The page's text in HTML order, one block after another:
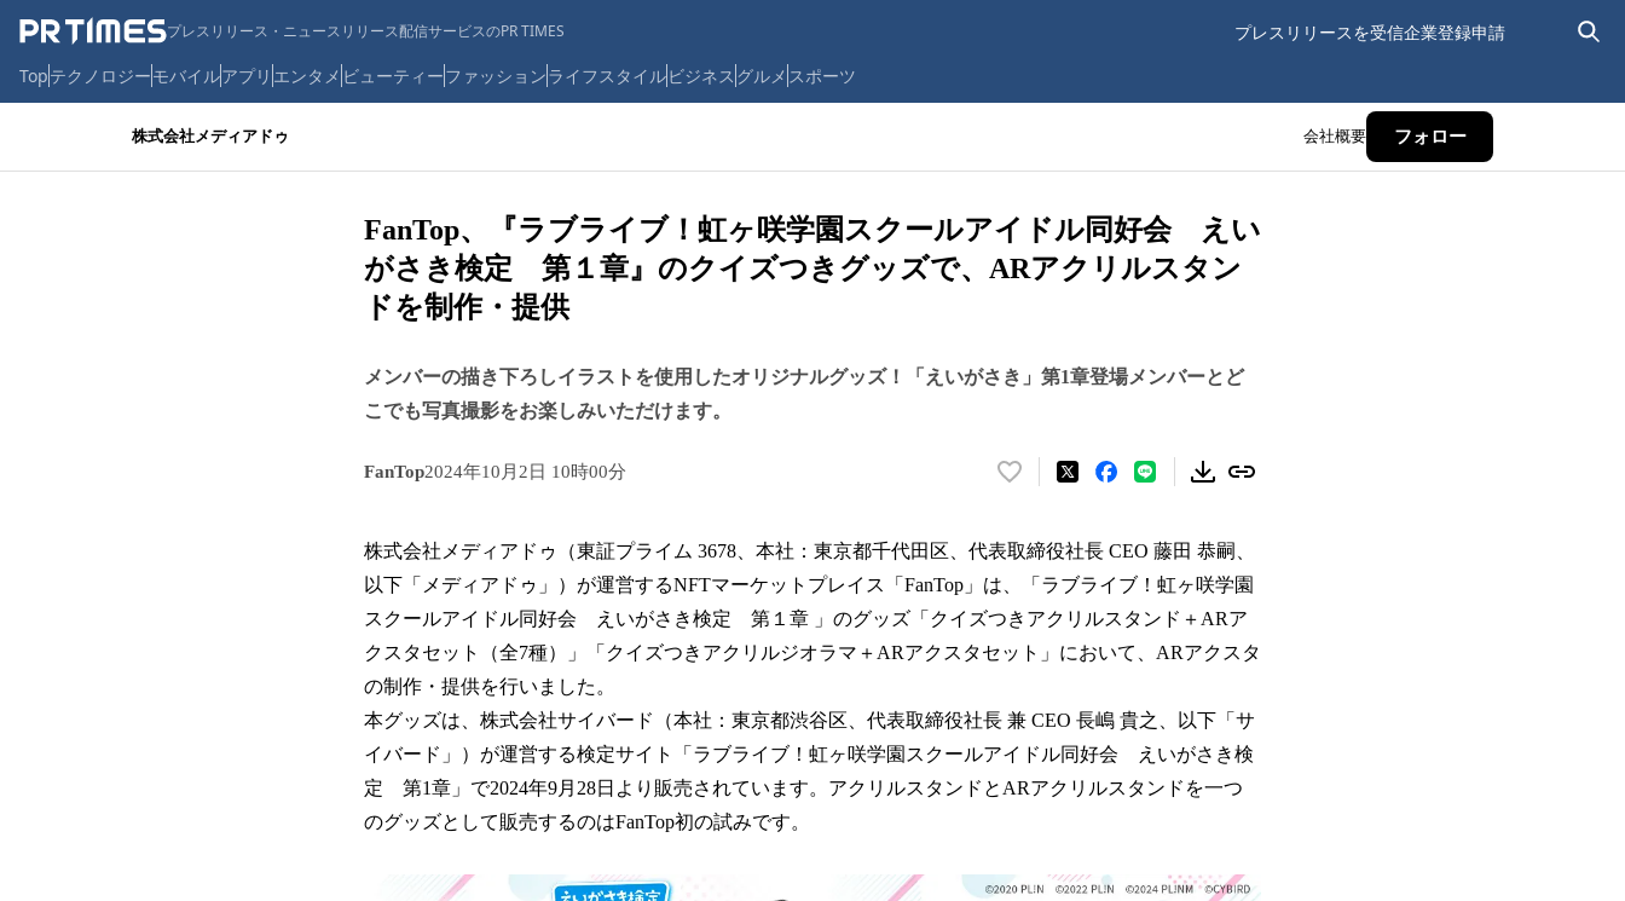
プレスリリース・ニュースリリース配信サービスのPR TIMES プレスリリースを受信企業登録申請
Topテクノロジーモバイルアプリ エンタメ ビューティーファッションライフスタイルビジネス グルメ スポーツ
株式会社メディアドゥ 会社概要 フォロー
FanTop、『ラブライブ！虹ヶ咲学園スクールアイドル同好会 えい
がさき検定 第１章』のクイズつきグッズで、ARアクリルスタン
ドを制作・提供
メンバーの描き下ろしイラストを使用したオリジナルグッズ！「えいがさき」第1章登場メンバーとど
こでも写真撮影をお楽しみいただけます。
FanTop2024年10月2日 10時00分
い
！
を
読
み
み
で
す
株式会社メディアドゥ（東証プライム 3678、本社：東京都千代田区、代表取締役社長 CEO 藤田 恭嗣、
以下「メディアドゥ」）が運営するNFTマーケットプレイス「FanTop」は、「ラブライブ！虹ヶ咲学園
スクールアイドル同好会 えいがさき検定 第１章 」のグッズ「クイズつきアクリルスタンド＋ARア
クスタセット（全7種）」「クイズつきアクリルジオラマ＋ARアクスタセット」において、ARアクスタ
の制作・提供を行いました。
本グッズは、株式会社サイバード（本社：東京都渋谷区、代表取締役社長 兼 CEO 長嶋 貴之、以下「サ
イバード」）が運営する検定サイト「ラブライブ！虹ヶ咲学園スクールアイドル同好会 えいがさき検
定 第1章」で2024年9月28日より販売されています。アクリルスタンドとARアクリルスタンドを一つ
のグッズとして販売するのはFanTop初の試みです。